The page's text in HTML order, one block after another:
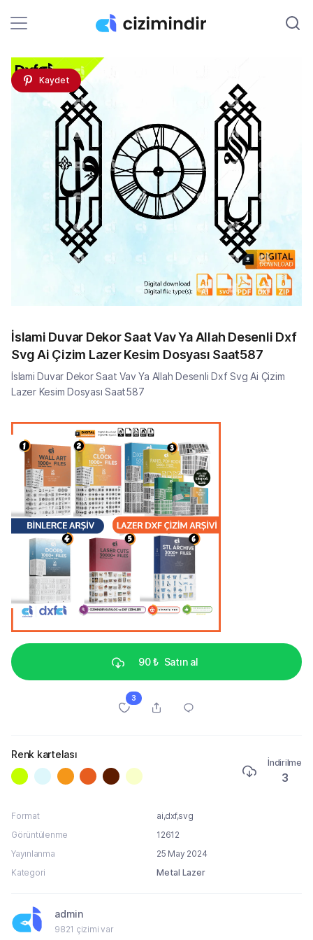
Kaydet
İslami Duvar Dekor Saat Vav Ya Allah Desenli Dxf
Svg Ai Çizim Lazer Kesim Dosyası Saat587
İslami Duvar Dekor Saat Vav Ya Allah Desenli Dxf Svg Ai Çizim
Lazer Kesim Dosyası Saat587
90 ₺ Satın al
3
Renk kartelası
İndirilme
3
Format
ai,dxf,svg
Görüntülenme
12612
Yayınlanma
25 May 2024
Kategori
Metal Lazer
admin
9821 çizimi var